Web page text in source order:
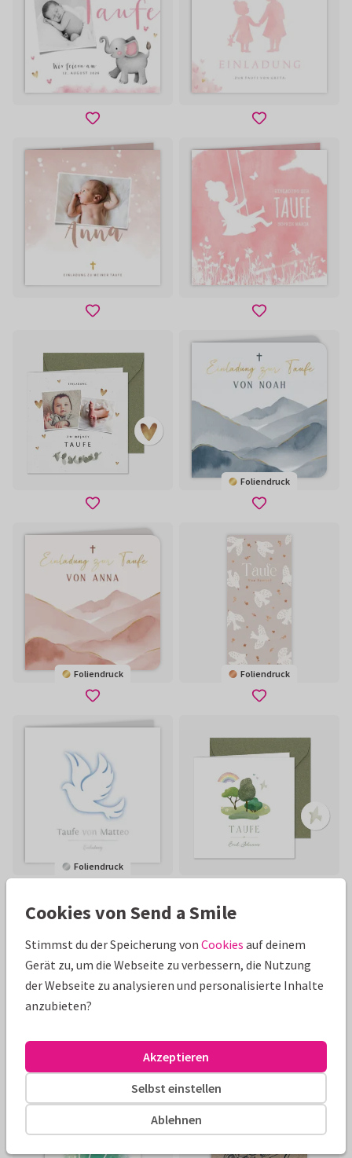
Foliendruck
Foliendruck Foliendruck
Foliendruck
Cookies von Send a Smile
Stimmst du der Speicherung von Cookies auf deinem
Gerät zu, um die Webseite zu verbessern, die Nutzung
der Webseite zu analysieren und personalisierte Inhalte
anzubieten?
Ablehnen
Selbst einstellen
Akzeptieren